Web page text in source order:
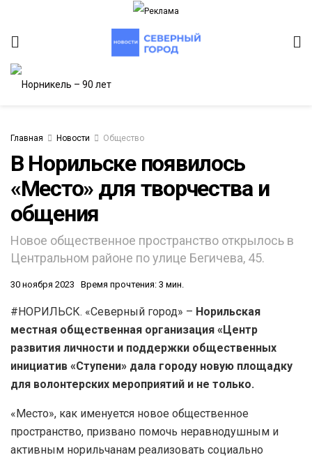
Главная Новости Общество
В Норильске появилось
«Место» для творчества и
общения
Новое общественное пространство открылось в
Центральном районе по улице Бегичева, 45.
30 ноября 2023 Время прочтения: 3 мин.
#НОРИЛЬСК. «Северный город» – Норильская
местная общественная организация «Центр
развития личности и поддержки общественных
инициатив «Ступени» дала городу новую площадку
для волонтерских мероприятий и не только.
«Место», как именуется новое общественное
пространство, призвано помочь неравнодушным и
активным норильчанам реализовать социально